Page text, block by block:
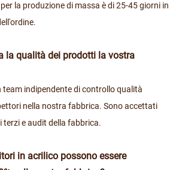
la produzione di massa è di 25-45 giorni in
la qualità dei prodotti la vostra
team indipendente di controllo qualità
nella nostra fabbrica. Sono accettati
terzi e audit della fabbrica.
in acrilico possono essere